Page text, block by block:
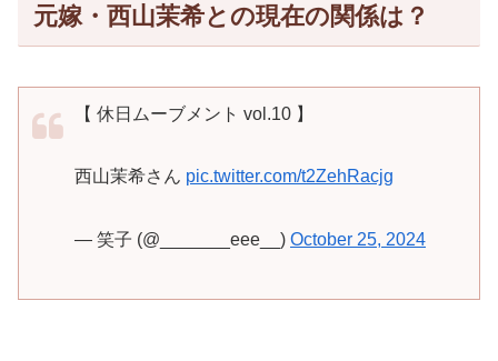
元嫁・西山茉希との現在の関係は？
【 休日ムーブメント vol.10 】
西山茉希さん pic.twitter.com/t2ZehRacjg
— 笑子 (@_______eee__) October 25, 2024